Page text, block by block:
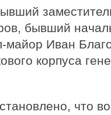
бывший
майор Иван
корпуса
что